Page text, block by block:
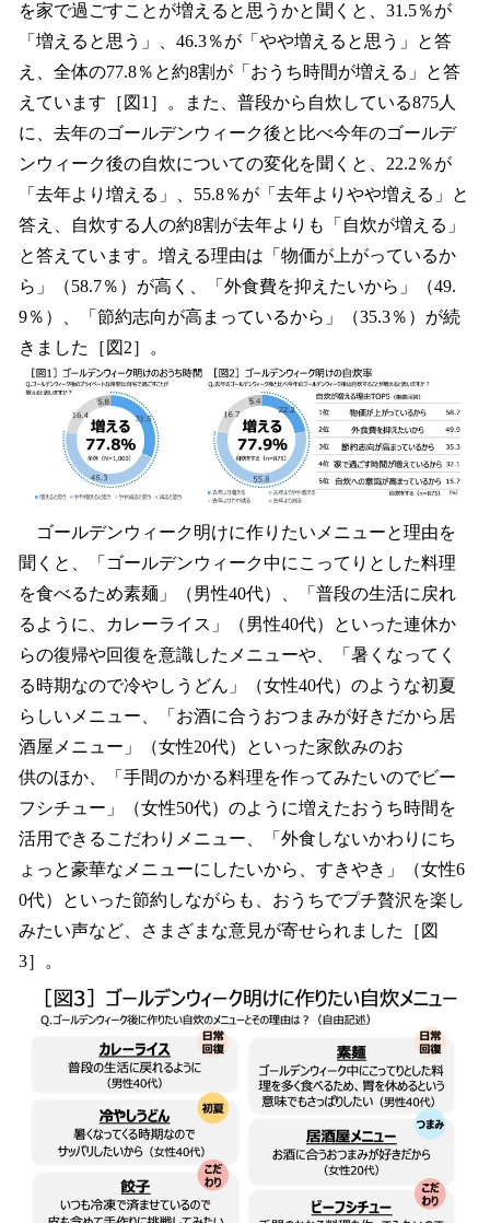
を家で過ごすことが増えると思うかと聞くと、31.5％が
「増えると思う」、46.3％が「やや増えると思う」と答
え、全体の77.8％と約8割が「おうち時間が増える」と答
えています［図1］。また、普段から自炊している875人
に、去年のゴールデンウィーク後と比べ今年のゴールデ
ンウィーク後の自炊についての変化を聞くと、22.2％が
「去年より増える」、55.8％が「去年よりやや増える」と
答え、自炊する人の約8割が去年よりも「自炊が増える」
と答えています。増える理由は「物価が上がっているか
ら」（58.7％）が高く、「外食費を抑えたいから」（49.
9％）、「節約志向が高まっているから」（35.3％）が続
きました［図2］。
ゴールデンウィーク明けに作りたいメニューと理由を
聞くと、「ゴールデンウィーク中にこってりとした料理
を食べるため素麺」（男性40代）、「普段の生活に戻れ
るように、カレーライス」（男性40代）といった連休か
らの復帰や回復を意識したメニューや、「暑くなってく
る時期なので冷やしうどん」（女性40代）のような初夏
らしいメニュー、「お酒に合うおつまみが好きだから居
酒屋メニュー」（女性20代）といった家飲みのお
供のほか、「手間のかかる料理を作ってみたいのでビー
フシチュー」（女性50代）のように増えたおうち時間を
活用できるこだわりメニュー、「外食しないかわりにち
ょっと豪華なメニューにしたいから、すきやき」（女性6
0代）といった節約しながらも、おうちでプチ贅沢を楽し
みたい声など、さまざまな意見が寄せられました［図
3］。